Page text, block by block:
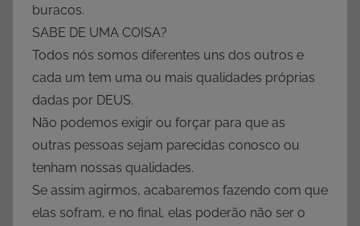
buracos.
SABE DE UMA COISA?
Todos nós somos diferentes uns dos outros e
cada um tem uma ou mais qualidades próprias
dadas por DEUS.
Não podemos exigir ou forçar para que as
outras pessoas sejam parecidas conosco ou
tenham nossas qualidades.
Se assim agirmos, acabaremos fazendo com que
elas sofram, e no final, elas poderão não ser o